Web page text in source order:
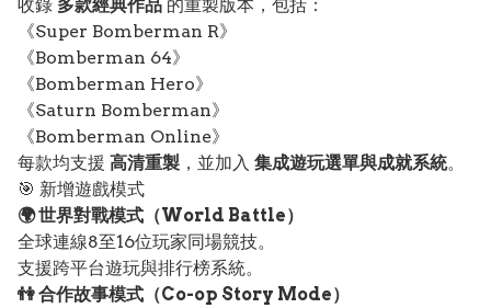
收錄 多款經典作品 的重製版本，包括：
《Super Bomberman R》
《Bomberman 64》
《Bomberman Hero》
《Saturn Bomberman》
《Bomberman Online》
每款均支援 高清重製 ，並加入 集成遊玩選單與成就系統。
🎯 新增遊戲模式
🌍 世界對戰模式（World Battle）
全球連線8至16位玩家同場競技。
支援跨平台遊玩與排行榜系統。
👫 合作故事模式（Co-op Story Mode）